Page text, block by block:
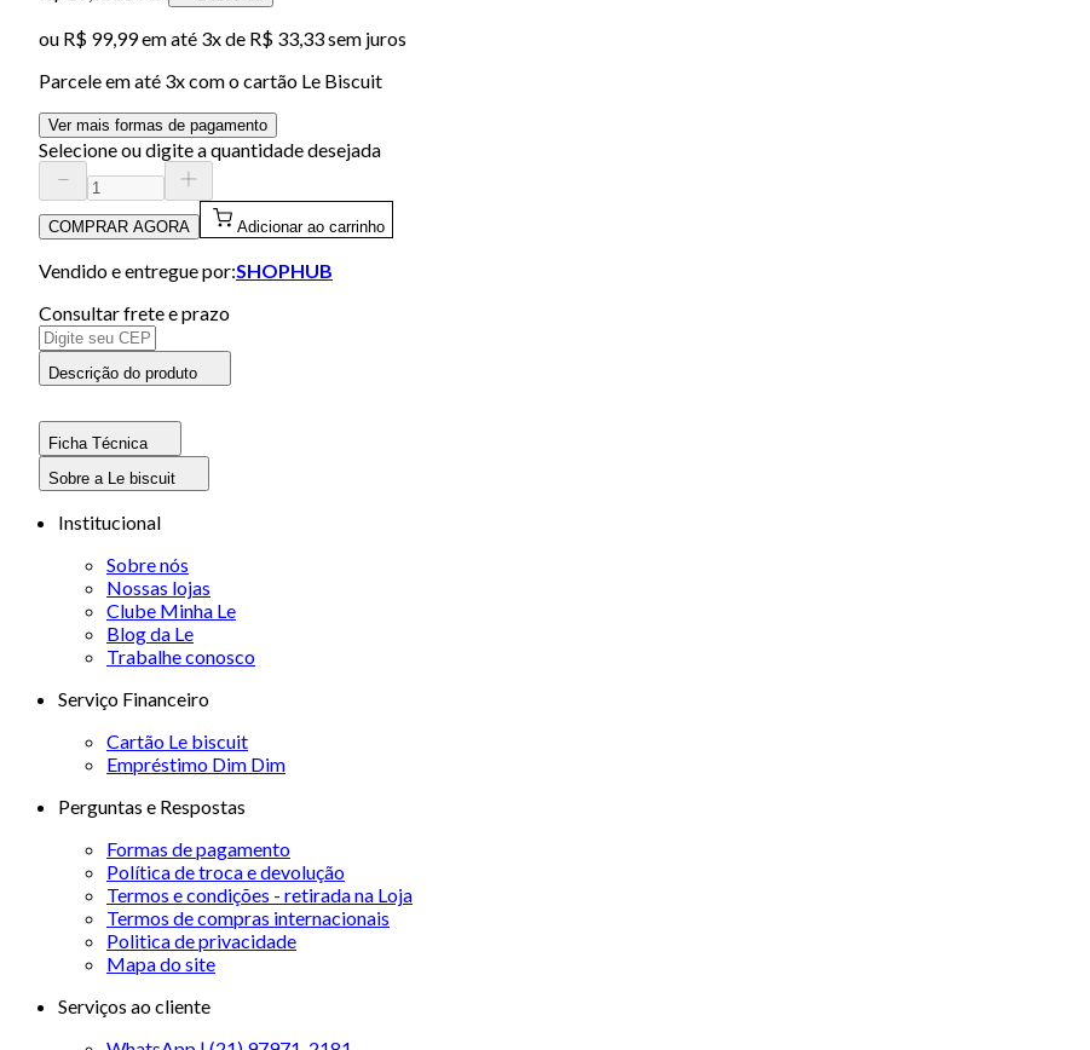
ou R$ 99,99em até 3x de R$ 33,33 sem juros
Parcele em até 3x com o cartão Le Biscuit
Ver mais formas de pagamento
Selecione ou digite a quantidade desejada
COMPRAR AGORA Adicionar ao carrinho
Vendido e entregue por:SHOPHUB
Consultar frete e prazo
Descrição do produto
Ficha Técnica
Sobre a Le biscuit
Institucional
Sobre nós
Nossas lojas
Clube Minha Le
Blog da Le
Trabalhe conosco
Serviço Financeiro
Cartão Le biscuit
Empréstimo Dim Dim
Perguntas e Respostas
Formas de pagamento
Política de troca e devolução
Termos e condições - retirada na Loja
Termos de compras internacionais
Politica de privacidade
Mapa do site
Serviços ao cliente